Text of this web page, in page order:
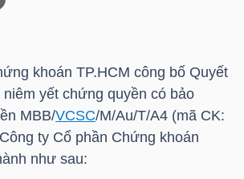
khoán TP.HCM công bố Quyết
yết chứng quyền có bảo
MBB/VCSC/M/Au/T/A4 (mã CK:
ty Cổ phần Chứng khoán
như sau: